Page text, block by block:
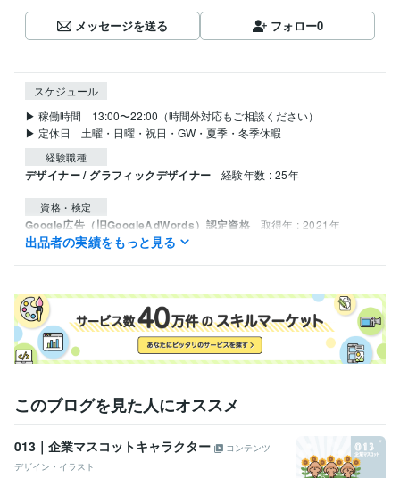
メッセージを送る フォロー0
スケジュール
▶ 稼働時間　13:00〜22:00（時間外対応もご相談ください）
▶ 定休日　土曜・日曜・祝日・GW・夏季・冬季休暇
経験職種
デザイナー / グラフィックデザイナー 経験年数 : 25年
資格・検定
Google広告（旧GoogleAdWords）認定資格 取得年 : 2021年
Google アナリティクス個人認定資格（GAIQ）
CSS:15年HTML:20年JavaScript:15年MySQL:10年
ビジネス・クリエイティブツール
Adobe Photoshop:25年Adobe Premiere Pro:10年
Adobe Illustrator:25年CLIP STUDIO PAINT:1年
イラスト作成・漫画制作 マスコットキャラクター制作
出品者の実績をもっと見る
このブログを見た人にオススメ
013｜企業マスコットキャラクター
コンテンツ
デザイン・イラスト